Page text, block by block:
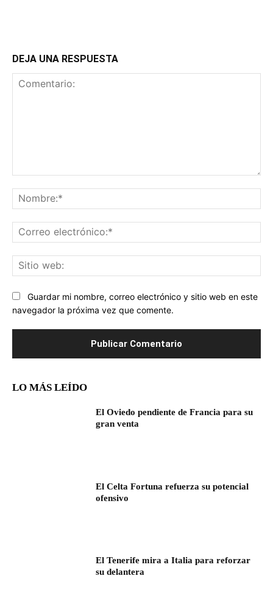
DEJA UNA RESPUESTA
Guardar mi nombre, correo electrónico y sitio web en este
navegador la próxima vez que comente.
LO MÁS LEÍDO
El Oviedo pendiente de Francia para su
gran venta
El Celta Fortuna refuerza su potencial
ofensivo
El Tenerife mira a Italia para reforzar
su delantera